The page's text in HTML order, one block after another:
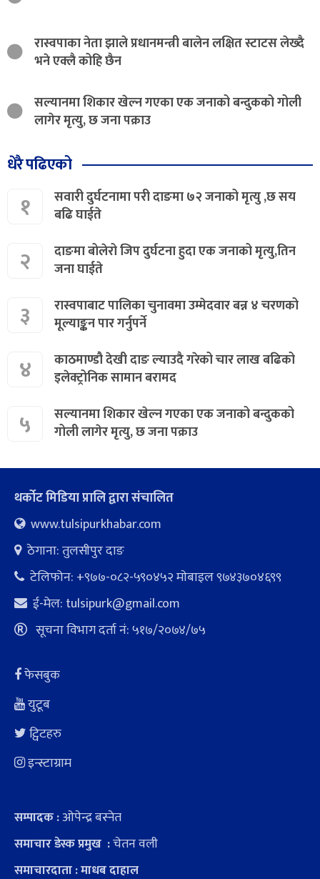
रास्वपाका नेता झाले प्रधानमन्त्री बालेन लक्षित स्टाटस लेख्दै
भने एक्लै कोहि छैन
सल्यानमा शिकार खेल्न गएका एक जनाको बन्दुकको गोली
लागेर मृत्यु, छ जना पक्राउ
धेरै पढिएको
१
सवारी दुर्घटनामा परी दाङमा ७२ जनाको मृत्यु ,छ सय
बढि घाईते
२
दाङमा बोलेरो जिप दुर्घटना हुदा एक जनाको मृत्यु,तिन
जना घाईते
३
रास्वपाबाट पालिका चुनावमा उम्मेदवार बन्न ४ चरणको
मूल्याङ्कन पार गर्नुपर्ने
४
काठमाण्डौ देखी दाङ ल्याउदै गरेको चार लाख बढिको
इलेक्ट्रोनिक सामान बरामद
५
सल्यानमा शिकार खेल्न गएका एक जनाको बन्दुकको
गोली लागेर मृत्यु, छ जना पक्राउ
थर्कोट मिडिया प्रालि द्वारा संचालित
www.tulsipurkhabar.com
ठेगाना: तुलसीपुर दाङ
टेलिफोन: +९७७-०८२-५९०४५२ माेबाइल ९७४३७०४६९९
ई-मेल: tulsipurk@gmail.com
सूचना विभाग दर्ता नं: ५१७/२०७४/७५
फेसबुक
युटूब
ट्विटहरु
इन्स्टाग्राम
सम्पादक :ओपेन्द्र बस्नेत
समाचार डेस्क प्रमुख :चेतन वली
समाचारदाता : माधब दाहाल